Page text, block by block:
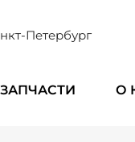
Петербург
ЗАПЧАСТИ О